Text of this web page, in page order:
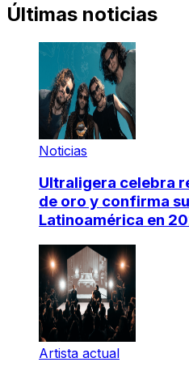
Últimas noticias
Noticias
Ultraligera celebra
de oro y confirma
Latinoamérica en
Artista actual